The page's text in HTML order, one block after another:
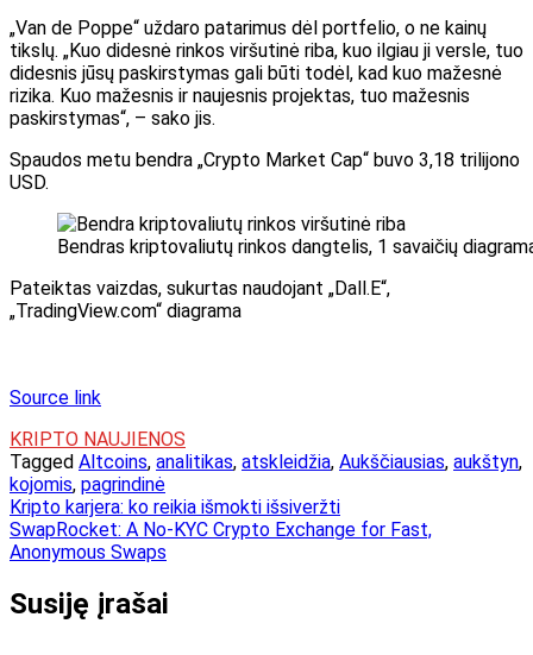
„Van de Poppe“ uždaro patarimus dėl portfelio, o ne kainų
tikslų. „Kuo didesnė rinkos viršutinė riba, kuo ilgiau ji versle, tuo
didesnis jūsų paskirstymas gali būti todėl, kad kuo mažesnė
rizika. Kuo mažesnis ir naujesnis projektas, tuo mažesnis
paskirstymas“, – sako jis.
Spaudos metu bendra „Crypto Market Cap“ buvo 3,18 trilijono
USD.
Bendras kriptovaliutų rinkos dangtelis, 1 savaičių
Pateiktas vaizdas, sukurtas naudojant „Dall.E“,
„TradingView.com“ diagrama
Source link
KRIPTO NAUJIENOS
Tagged Altcoins, analitikas, atskleidžia, Aukščiausias, aukštyn,
kojomis, pagrindinė
Navigacija
tarp
Kripto karjera: ko reikia išmokti išsiveržti
SwapRocket: A No-KYC Crypto Exchange for Fast,
Anonymous Swaps
Susiję įrašai